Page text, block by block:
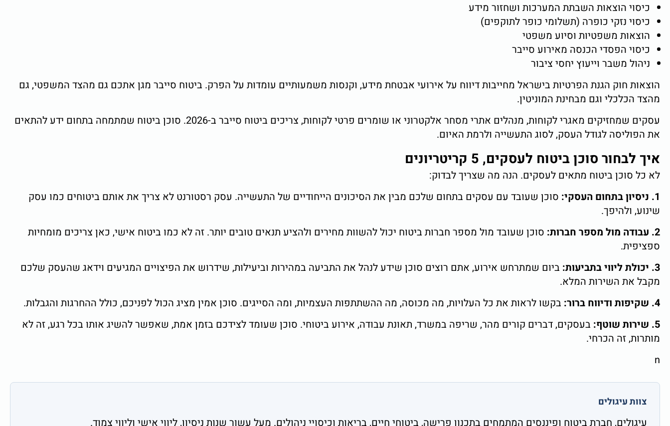
כיסוי הוצאות השבתת המערכות ושחזור מידע
כיסוי נזקי כופרה (תשלומי כופר לתוקפים)
הוצאות משפטיות וסיוע משפטי
כיסוי הפסדי הכנסה מאירוע סייבר
ניהול משבר וייעוץ יחסי ציבור
הוצאות חוק הגנת הפרטיות בישראל מחייבות דיווח על אירועי אבטחת מידע, וקנסות משמעותיים עומדות על הפרק. ביטוח סייבר מגן אתכם גם מהצד המשפטי, גם
מהצד הכלכלי וגם מבחינת המוניטין.
עסקים שמחזיקים מאגרי לקוחות, מנהלים אתרי מסחר אלקטרוני או שומרים פרטי לקוחות, צריכים ביטוח סייבר ב-2026. סוכן ביטוח שמתמחה בתחום ידע להתאים
את הפוליסה לגודל העסק, לסוג התעשייה ולרמת האיום.
איך לבחור סוכן ביטוח לעסקים, 5 קריטריונים
לא כל סוכן ביטוח מתאים לעסקים. הנה מה שצריך לבדוק:
1. ניסיון בתחום העסקי:
סוכן שעובד עם עסקים בתחום שלכם מבין את הסיכונים הייחודיים של התעשייה. עסק רסטורנט לא צריך את אותם ביטוחים כמו עסק
שינוע, ולהיפך.
2. עבודה מול מספר חברות:
סוכן שעובד מול מספר חברות ביטוח יכול להשוות מחירים ולהציע תנאים טובים יותר. זה לא כמו ביטוח אישי, כאן צריכים מומחיות
ספציפית.
3. יכולת ליווי בתביעות:
ביום שמתרחש אירוע, אתם רוצים סוכן שידע לנהל את התביעה במהירות וביעילות, שידרוש את הפיצויים המגיעים וידאג שהעסק שלכם
מקבל את השירות המלא.
4. שקיפות ודיווח ברור:
בקשו לראות את כל העלויות, מה מכוסה, מה ההשתתפות העצמיות, ומה הסייגים. סוכן אמין מציג הכול לפניכם, כולל ההחרגות והגבלות.
5. שירות שוטף:
בעסקים, דברים קורים מהר, שריפה במשרד, תאונת עבודה, אירוע ביטוחי. סוכן שעומד לצידכם בזמן אמת, שאפשר להשיג אותו בכל רגע, זה לא
מותרות, זה הכרחי.
n
צוות עיגולים
עיגולים, חברת ביטוח ופיננסים המתמחים בתכנון פרישה, ביטוחי חיים, בריאות וכיסויי ניהולים. מעל עשור שנות ניסיון, ליווי אישי וליווי צמוד.